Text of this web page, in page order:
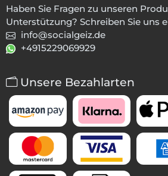
Haben Sie Fragen zu unseren
Unterstützung? Schreiben Sie uns
info@socialgeiz.de
+4915229069929
Unsere Bezahlarten